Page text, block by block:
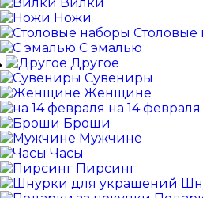
Ножи
Столовые
С эмалью
Другое
Сувениры
Женщине
на 14 февраля
Броши
Мужчине
Часы
Пирсинг